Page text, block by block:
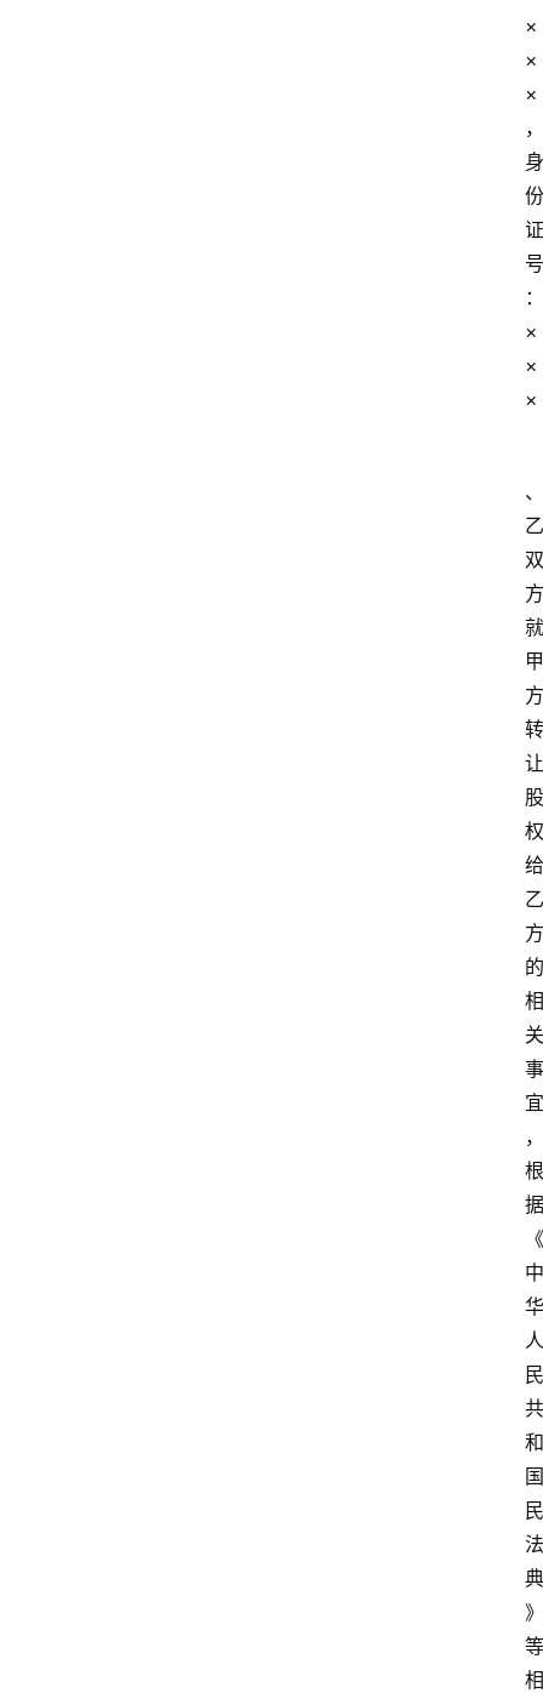
×
×
×
，
身
份
证
号
：
×
×
×
、
乙
双
方
就
甲
方
转
让
股
权
给
乙
方
的
相
关
事
宜
，
根
据
《
中
华
人
民
共
和
国
民
法
典
》
等
相